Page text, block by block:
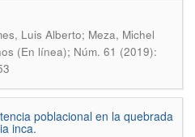
Luis Alberto; Meza, Michel
(En línea); Núm. 61 (2019):
poblacional en la quebrada
inca.